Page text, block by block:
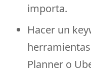
importa.
Hacer un
Planner o